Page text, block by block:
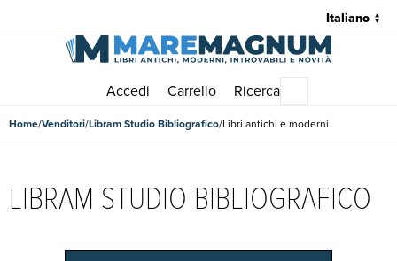
Accedi Carrello Ricerca
Home Venditori Libram Studio Bibliografico Libri antichi e moderni
LIBRAM STUDIO BIBLIOGRAFICO